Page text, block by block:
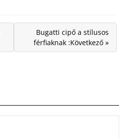
Bugatti cipő a stílusos
férfiaknak :Következő »